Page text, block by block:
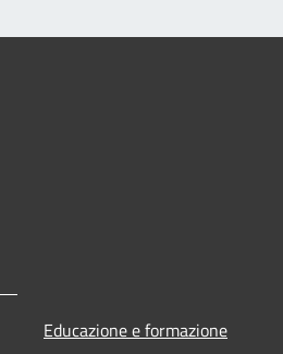
Educazione e formazione